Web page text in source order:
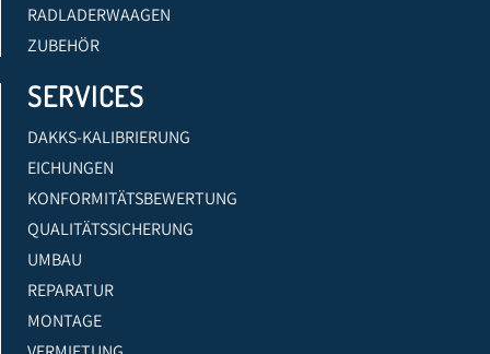
RADLADERWAAGEN
ZUBEHÖR
SERVICES
DAKKS-KALIBRIERUNG
EICHUNGEN
KONFORMITÄTSBEWERTUNG
QUALITÄTSSICHERUNG
UMBAU
REPARATUR
MONTAGE